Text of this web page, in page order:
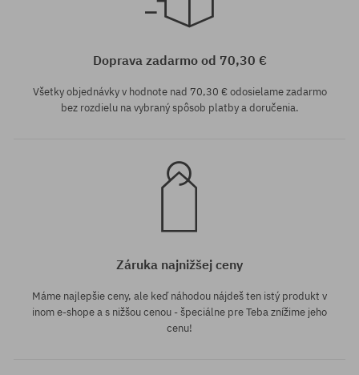
Doprava zadarmo od 70,30 €
Všetky objednávky v hodnote nad 70,30 € odosielame zadarmo
bez rozdielu na vybraný spôsob platby a doručenia.
Záruka najnižšej ceny
Máme najlepšie ceny, ale keď náhodou nájdeš ten istý produkt v
inom e-shope a s nižšou cenou - špeciálne pre Teba znížime jeho
cenu!